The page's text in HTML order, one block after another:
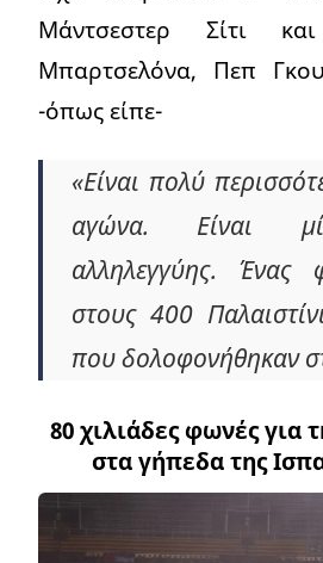
Μάντσεστερ Σίτι
Μπαρτσελόνα, Πεπ
-όπως είπε-
«Είναι πολύ
αγώνα. Είναι
αλληλεγγύης. Ένας
στους 400
που δολοφονήθηκαν
80 χιλιάδες φωνές για
στα γήπεδα της